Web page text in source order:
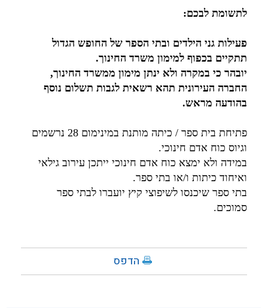
לתשומת לבכם:
פעילות גני הילדים ובתי הספר של החופש הגדול
תתקיים בכפוף למימון משרד החינוך.
יובהר כי במקרה ולא ינתן מימון ממשרד החינוך,
החברה העירונית תהא רשאית לגבות תשלום נוסף
בהודעה מראש.
פתיחת בית ספר / כיתה מותנת במינימום 28 נרשמים
וגיוס כוח אדם חינוכי.
במידה ולא ימצא כוח אדם חינוכי ייתכן עירוב גילאי
ואיחוד כיתות ו/או בתי ספר.
בתי ספר שיכנסו לשיפוצי קיץ יועברו לבתי ספר
סמוכים.
הדפס